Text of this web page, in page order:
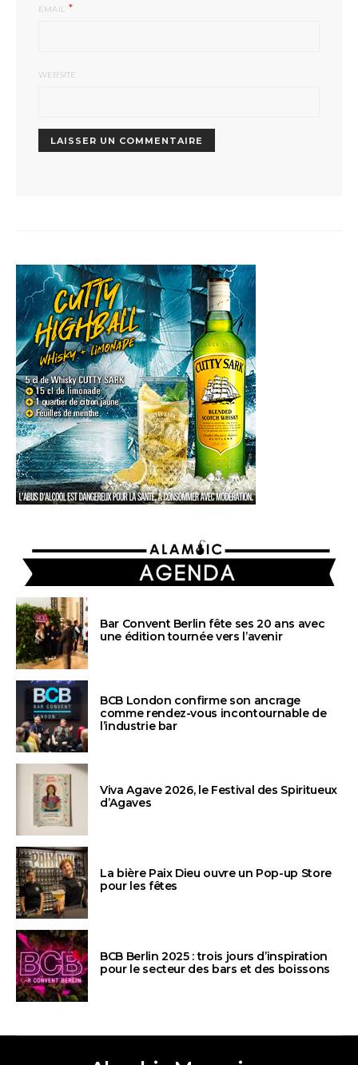
EMAIL *
WEBSITE
AGENDA
Bar Convent Berlin fête ses 20 ans avec
une édition tournée vers l’avenir
BCB London confirme son ancrage
comme rendez-vous incontournable de
l’industrie bar
Viva Agave 2026, le Festival des Spiritueux
d’Agaves
La bière Paix Dieu ouvre un Pop-up Store
pour les fêtes
BCB Berlin 2025 : trois jours d’inspiration
pour le secteur des bars et des boissons